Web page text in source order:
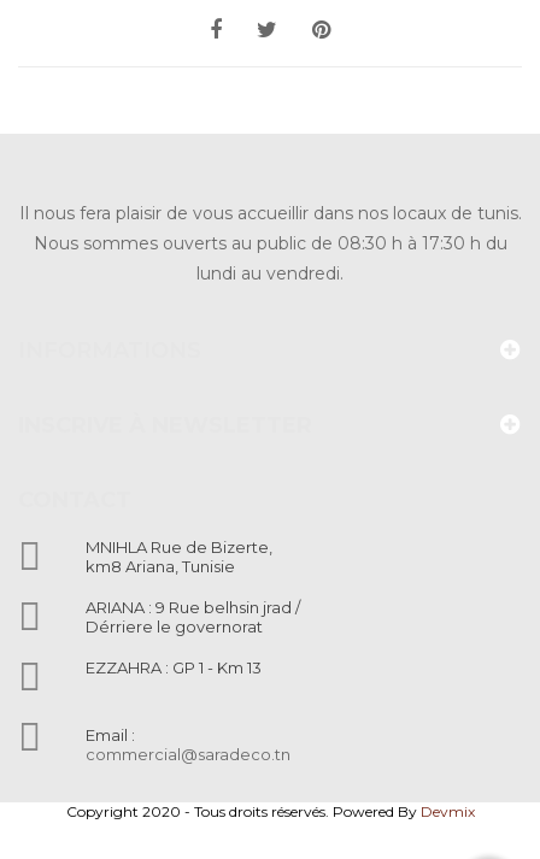
Il nous fera plaisir de vous accueillir dans nos locaux de tunis.
Nous sommes ouverts au public de 08:30 h à 17:30 h du
lundi au vendredi.

MNIHLA Rue de Bizerte,
km8 Ariana, Tunisie

ARIANA : 9 Rue belhsin jrad /
Dérriere le governorat
 EZZAHRA : GP 1 - Km 13

Email :
commercial@saradeco.tn
Copyright 2020 - Tous droits réservés. Powered By Devmix